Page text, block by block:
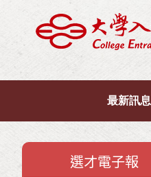
最新訊息
選才電子報